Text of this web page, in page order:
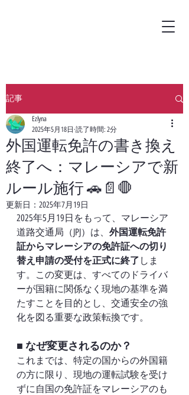
記事
外国運転免許の書き換え
終了へ：マレーシアで新
ルール施行 🚗📄🛑
Ezlyna
2025年5月18日 読了時間: 2分
更新日： 2025年7月19日
2025年5月19日をもって、マレーシア
道路交通局（JPJ）は、 外国運転免許
証からマレーシアの免許証への切り
替え申請の受付を正式に終了 しま
す。この変更は、すべてのドライバ
ーが国籍に関係なく現地の基準を満
たすことを目的とし、交通安全の強
化を図る重要な政策転換です。
■ なぜ変更されるのか？
これまでは、特定の国からの外国籍
の方に限り、現地の運転試験を受け
ずに自国の免許証をマレーシアのも